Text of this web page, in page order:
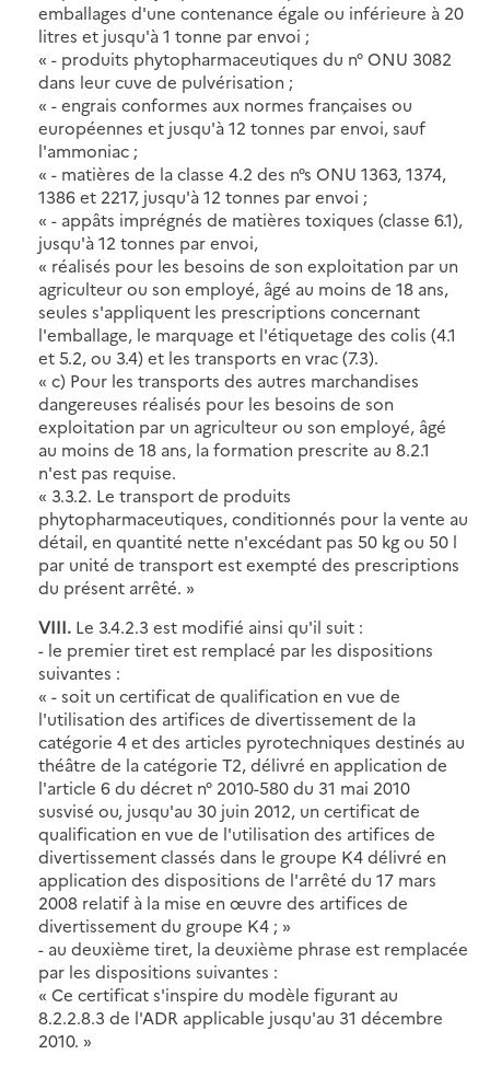
emballages d'une contenance égale ou inférieure à 20
litres et jusqu'à 1 tonne par envoi ;
« - produits phytopharmaceutiques du n° ONU 3082
dans leur cuve de pulvérisation ;
« - engrais conformes aux normes françaises ou
européennes et jusqu'à 12 tonnes par envoi, sauf
l'ammoniac ;
« - matières de la classe 4.2 des n°s ONU 1363, 1374,
1386 et 2217, jusqu'à 12 tonnes par envoi ;
« - appâts imprégnés de matières toxiques (classe 6.1),
jusqu'à 12 tonnes par envoi,
« réalisés pour les besoins de son exploitation par un
agriculteur ou son employé, âgé au moins de 18 ans,
seules s'appliquent les prescriptions concernant
l'emballage, le marquage et l'étiquetage des colis (4.1
et 5.2, ou 3.4) et les transports en vrac (7.3).
« c) Pour les transports des autres marchandises
dangereuses réalisés pour les besoins de son
exploitation par un agriculteur ou son employé, âgé
au moins de 18 ans, la formation prescrite au 8.2.1
n'est pas requise.
« 3.3.2. Le transport de produits
phytopharmaceutiques, conditionnés pour la vente au
détail, en quantité nette n'excédant pas 50 kg ou 50 l
par unité de transport est exempté des prescriptions
du présent arrêté. »
VIII. Le 3.4.2.3 est modifié ainsi qu'il suit :
- le premier tiret est remplacé par les dispositions
suivantes :
« - soit un certificat de qualification en vue de
l'utilisation des artifices de divertissement de la
catégorie 4 et des articles pyrotechniques destinés au
théâtre de la catégorie T2, délivré en application de
l'article 6 du décret n° 2010-580 du 31 mai 2010
susvisé ou, jusqu'au 30 juin 2012, un certificat de
qualification en vue de l'utilisation des artifices de
divertissement classés dans le groupe K4 délivré en
application des dispositions de l'arrêté du 17 mars
2008 relatif à la mise en œuvre des artifices de
divertissement du groupe K4 ; »
- au deuxième tiret, la deuxième phrase est remplacée
par les dispositions suivantes :
« Ce certificat s'inspire du modèle figurant au
8.2.2.8.3 de l'ADR applicable jusqu'au 31 décembre
2010. »